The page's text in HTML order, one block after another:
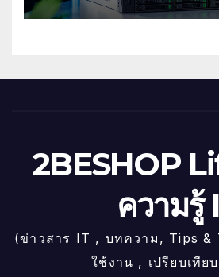
2BESHOP
ความรู้
(ข่าวสาร IT , บทความ, Tips &
ใช้งาน , เปรียบเทีย